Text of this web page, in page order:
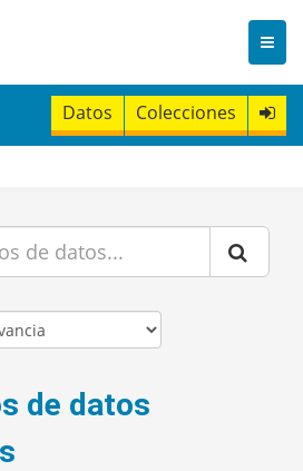
Datos Colecciones
de datos